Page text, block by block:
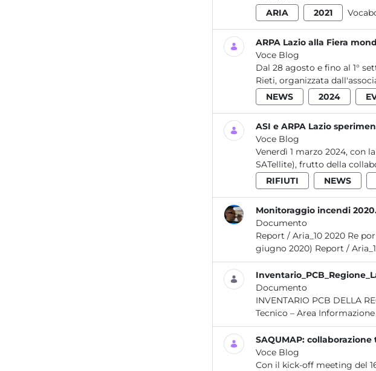
ARIA
2021
ARPA Lazio alla Fiera
Voce Blog
Dal 28 agosto e fino al 1°
Rieti, organizzata
NEWS
2024
ASI e ARPA Lazio
Voce Blog
Venerdì 1 marzo 2024, con
SATellite), frutto della
RIFIUTI
NEWS
Monitoraggio incendi
Documento
Report / Aria_10 2020 Re por t - Ar ia IL MONITORAGGIO AMBIENTALE A SEGUITO DI INCENDI NEL LAZIO (gennaio 2014 -
Documento
INVENTARIO PCB DELLA REGIONE LAZIO NEL PERIODO 2000-2016 Direzione Tecnica: D.T. Ing. Rossana Cintoli Servizio
Tecnico – Area
SAQUMAP:
Voce Blog
Con il kick-off meeting del